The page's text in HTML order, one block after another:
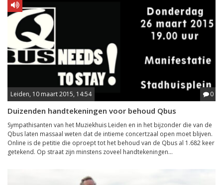
Leiden, 10 maart 2015, 14:54 0
Duizenden handtekeningen voor behoud Qbus
Sympathisanten van het Muziekhuis Leiden en in het bijzonder die van de
Qbus laten massaal weten dat de intieme concertzaal open moet blijven.
Online is de petitie die oproept tot het behoud van de Qbus al 1.682 keer
getekend. Op straat zijn minstens zoveel handtekeningen...